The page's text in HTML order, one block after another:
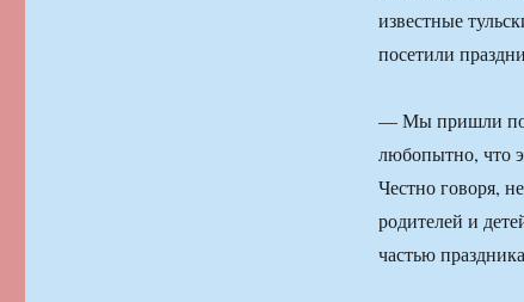
известные
посетили
— Мы пришли
любопытно, что
Честно говоря,
родителей и
частью